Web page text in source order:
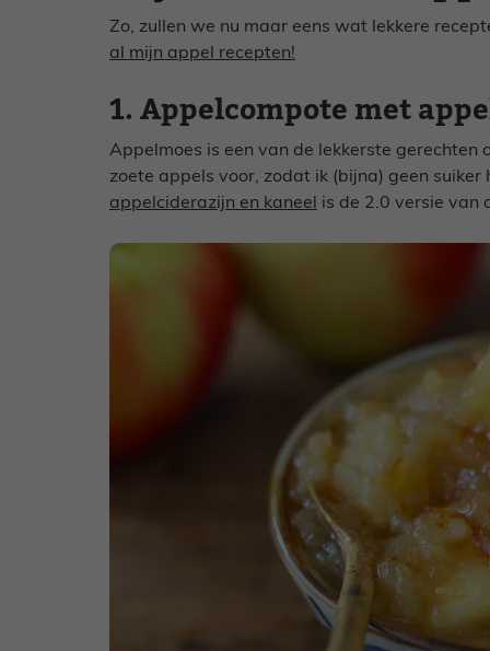
Zo, zullen we nu maar eens wat lekkere
al mijn appel recepten!
1. Appelcompote met
Appelmoes is een van de lekkerste
zoete appels voor, zodat ik (bijna) geen suiker
appelciderazijn en kaneel
is de 2.0 versie van